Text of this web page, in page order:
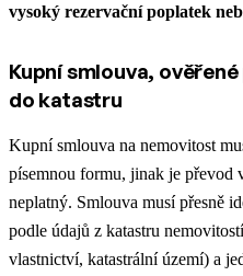
vysoký rezervační poplatek
Kupní smlouva,
do katastru
Kupní smlouva na nemovitost
písemnou formu, jinak je převod
neplatný. Smlouva musí přesně
podle údajů z katastru
vlastnictví, katastrální území) a